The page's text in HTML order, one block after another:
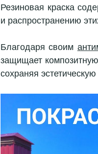
Резиновая краска
и распространению
Благодаря своим
защищает
сохраняя